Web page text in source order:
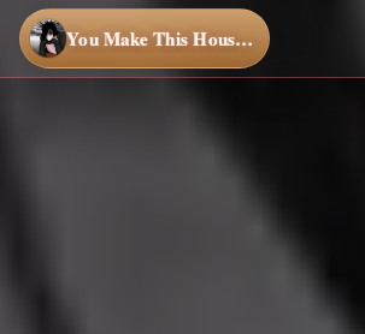
You Make This House a Home